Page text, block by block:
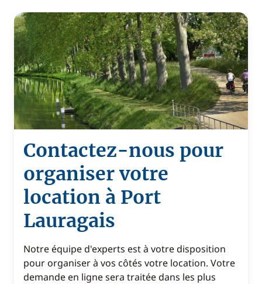
Contactez-nous pour
organiser votre
location à Port
Lauragais
Notre équipe d'experts est à votre disposition
pour organiser à vos côtés votre location. Votre
demande en ligne sera traitée dans les plus